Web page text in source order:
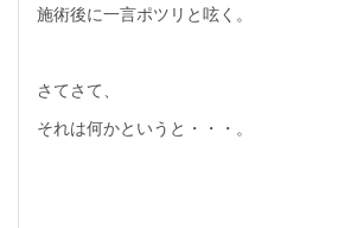
施術後に一言ポツリと呟く。
さてさて、
それは何かというと・・・。